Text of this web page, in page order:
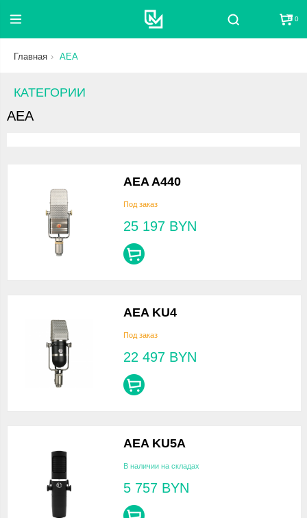
Поиск 0
Главная AEA
КАТЕГОРИИ
AEA
AEA A440
Под заказ
25 197 BYN
AEA KU4
Под заказ
22 497 BYN
AEA KU5A
В наличии на складах
5 757 BYN